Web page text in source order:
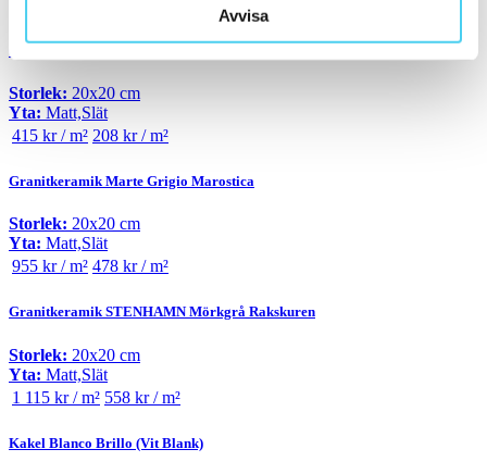
Avvisa
Storlek: 20x20 cm
Yta: Matt,Slät
415 kr / m² 208 kr / m²
Granitkeramik Marte Grigio Marostica
Storlek: 20x20 cm
Yta: Matt,Slät
955 kr / m² 478 kr / m²
Granitkeramik STENHAMN Mörkgrå Rakskuren
Storlek: 20x20 cm
Yta: Matt,Slät
1 115 kr / m² 558 kr / m²
Kakel Blanco Brillo (Vit Blank)